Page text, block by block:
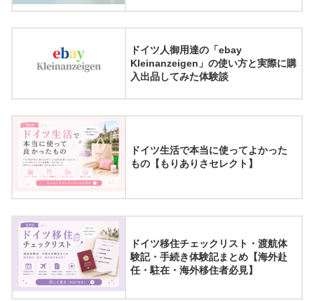
ドイツ人御用達の「ebay
Kleinanzeigen」の使い方と実際に購
入出品してみた体験談
ドイツ生活で本当に使ってよかった
もの【もりありさセレクト】
ドイツ移住チェックリスト・渡航体
験記・手続き体験記まとめ【海外赴
任・駐在・海外移住者必見】